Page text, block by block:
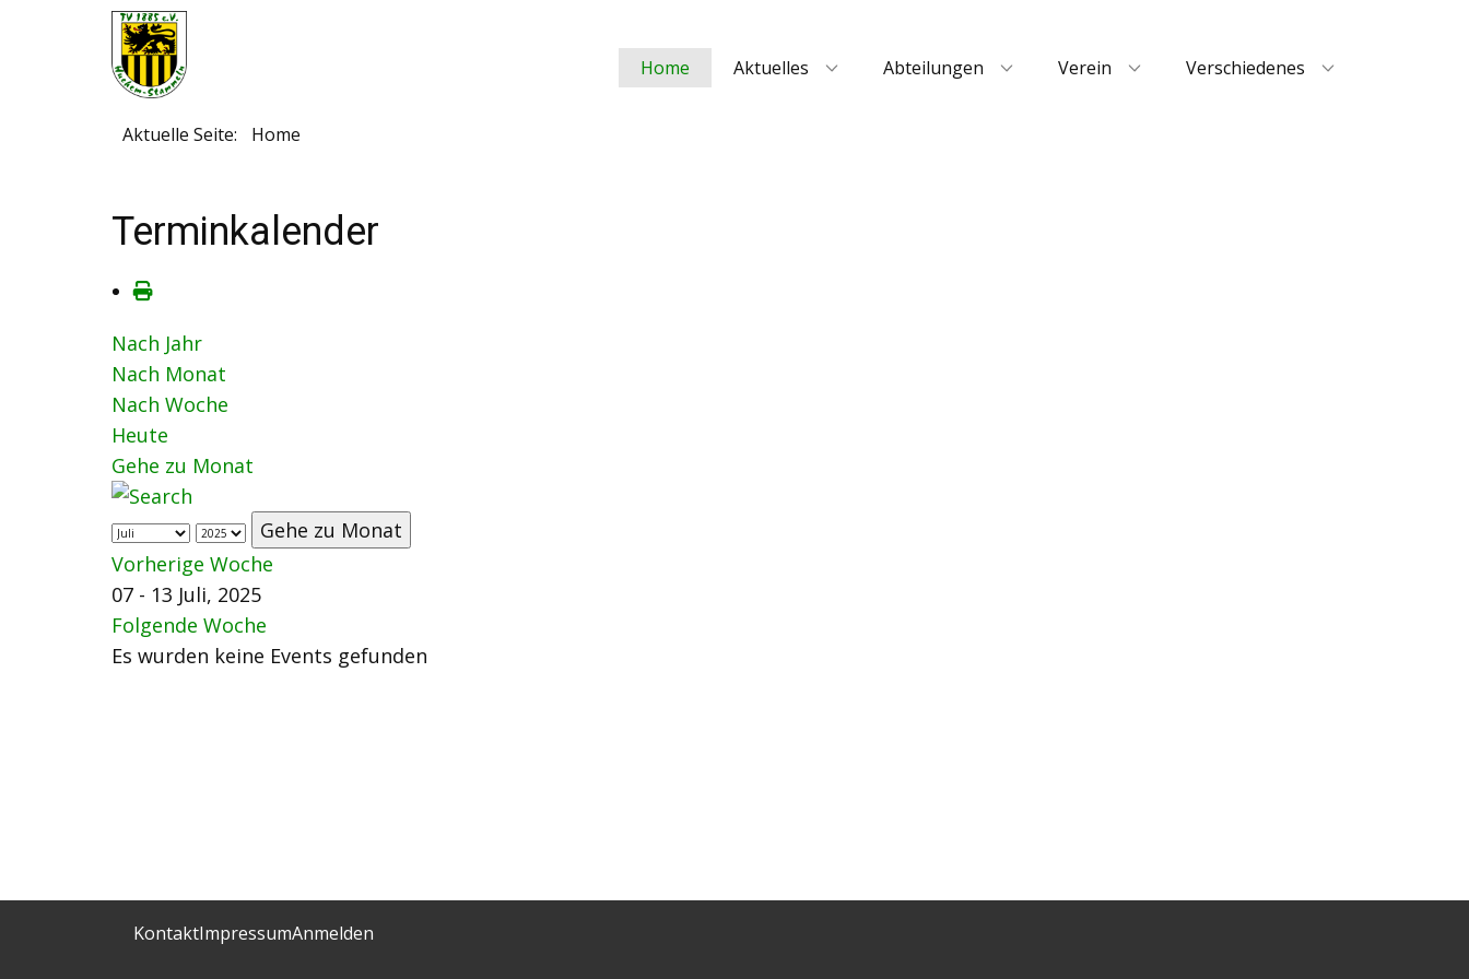
Home Aktuelles Abteilungen Verein Verschiedenes
Aktuelle Seite: Home
Terminkalender
Nach Jahr
Nach Monat
Nach Woche
Heute
Gehe zu Monat
Gehe zu Monat
Vorherige Woche
07 - 13 Juli, 2025
Folgende Woche
Es wurden keine Events gefunden
KontaktImpressumAnmelden